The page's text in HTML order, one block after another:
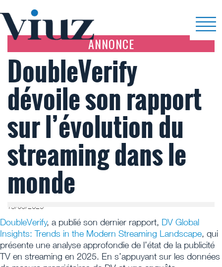
ANNONCE
DoubleVerify
dévoile son rapport
sur l’évolution du
streaming dans le
monde
13/05/2025
DoubleVerify, a publié son dernier rapport, DV Global
Insights: Trends in the Modern Streaming Landscape, qui
présente une analyse approfondie de l’état de la publicité
TV en streaming en 2025. En s’appuyant sur les données